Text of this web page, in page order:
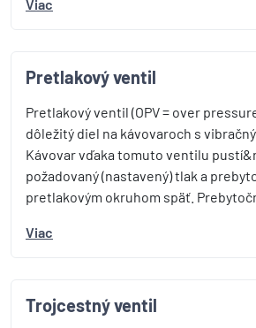
Viac
Pretlakový ventil
Pretlakový ventil (OPV = over
dôležitý diel na kávovaroch s
Kávovar vďaka tomuto ventilu
požadovaný (nastavený) tlak a
pretlakovým okruhom späť.
Viac
Trojcestný ventil